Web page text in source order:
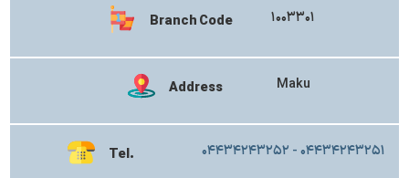
Branch Code ۱۰۰۳۳۰۱
Address Maku
Tel. ۰۴۴۳۴۲۴۳۲۵۲ - ۰۴۴۳۴۲۴۳۲۵۱